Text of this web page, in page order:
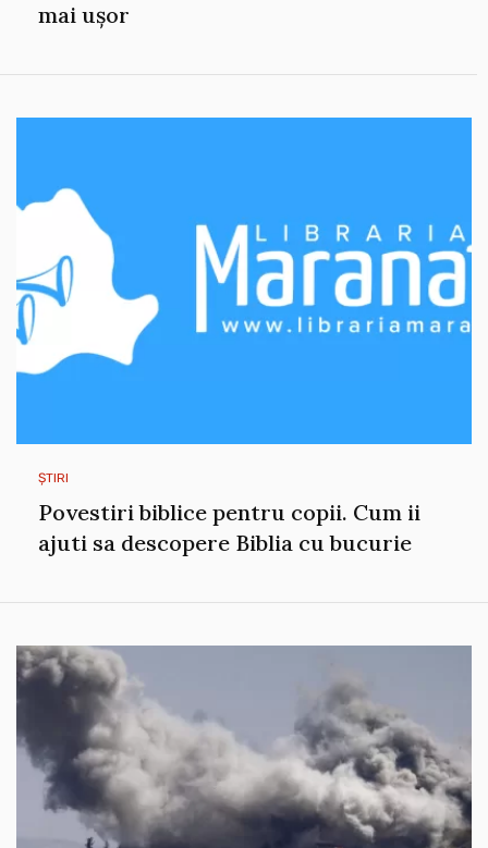
mai ușor
ȘTIRI
Povestiri biblice pentru copii. Cum ii
ajuti sa descopere Biblia cu bucurie